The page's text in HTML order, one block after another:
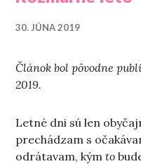
30. JÚNA 2019
Článok bol pôvodne
2019.
Letné dni sú len
prechádzam s
odrátavam, kýmto